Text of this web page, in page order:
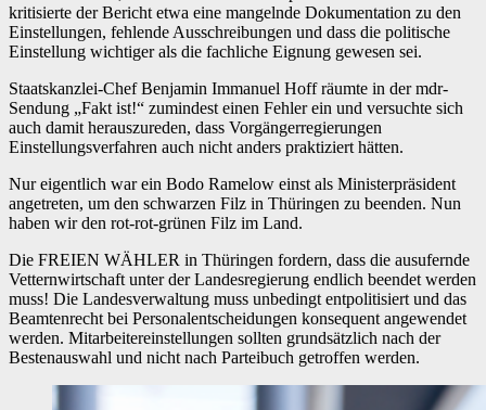
kritisierte der Bericht etwa eine mangelnde Dokumentation zu den
Einstellungen, fehlende Ausschreibungen und dass die politische
Einstellung wichtiger als die fachliche Eignung gewesen sei.
Staatskanzlei-Chef Benjamin Immanuel Hoff räumte in der mdr-
Sendung „Fakt ist!“ zumindest einen Fehler ein und versuchte sich
auch damit herauszureden, dass Vorgängerregierungen
Einstellungsverfahren auch nicht anders praktiziert hätten.
Nur eigentlich war ein Bodo Ramelow einst als Ministerpräsident
angetreten, um den schwarzen Filz in Thüringen zu beenden. Nun
haben wir den rot-rot-grünen Filz im Land.
Die FREIEN WÄHLER in Thüringen fordern, dass die ausufernde
Vetternwirtschaft unter der Landesregierung endlich beendet werden
muss! Die Landesverwaltung muss unbedingt entpolitisiert und das
Beamtenrecht bei Personalentscheidungen konsequent angewendet
werden. Mitarbeitereinstellungen sollten grundsätzlich nach der
Bestenauswahl und nicht nach Parteibuch getroffen werden.